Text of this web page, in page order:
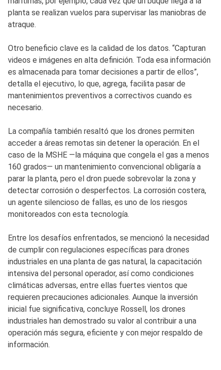
planta se realizan vuelos para supervisar las maniobras de
atraque.
Otro beneficio clave es la calidad de los datos. “Capturan
videos e imágenes en alta definición. Toda esa información
es almacenada para tomar decisiones a partir de ellos”,
detalla el ejecutivo, lo que, agrega, facilita pasar de
mantenimientos preventivos a correctivos cuando es
necesario.
La compañía también resaltó que los drones permiten
acceder a áreas remotas sin detener la operación. En el
caso de la MSHE —la máquina que congela el gas a menos
160 grados— un mantenimiento convencional obligaría a
parar la planta, pero el dron puede sobrevolar la zona y
detectar corrosión o desperfectos. La corrosión costera,
un agente silencioso de fallas, es uno de los riesgos
monitoreados con esta tecnología.
Entre los desafíos enfrentados, se mencionó la necesidad
de cumplir con regulaciones específicas para drones
industriales en una planta de gas natural, la capacitación
intensiva del personal operador, así como condiciones
climáticas adversas, entre ellas fuertes vientos que
requieren precauciones adicionales. Aunque la inversión
inicial fue significativa, concluye Rossell, los drones
industriales han demostrado su valor al contribuir a una
operación más segura, eficiente y con mejor respaldo de
información.